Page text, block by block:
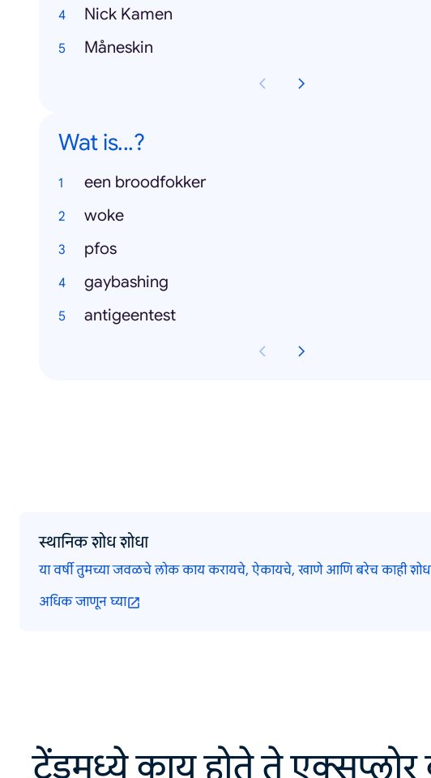
Nick Kamen
Måneskin
Wat is...?
een broodfokker
woke
pfos
gaybashing
antigeentest
स्थानिक शोध शोधा
या वर्षी तुमच्या जवळचे लोक काय करायचे, ऐकायचे, खाणे आणि बरेच काही
अधिक जाणून घ्या
ट्रेंडमध्ये काय होते ते एक्सप्लोर